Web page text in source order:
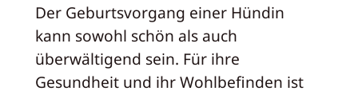
Der Geburtsvorgang einer Hündin
kann sowohl schön als auch
überwältigend sein. Für ihre
Gesundheit und ihr Wohlbefinden ist